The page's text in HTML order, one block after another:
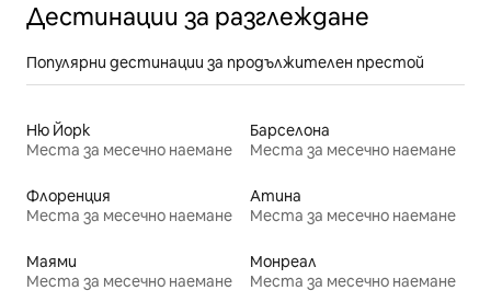
Дестинации за разглеждане
Популярни дестинации за продължителен престой
Ню Йорк
Места за месечно наемане
Барселона
Места за месечно наемане
Флоренция
Места за месечно наемане
Атина
Места за месечно наемане
Маями
Места за месечно наемане
Монреал
Места за месечно наемане